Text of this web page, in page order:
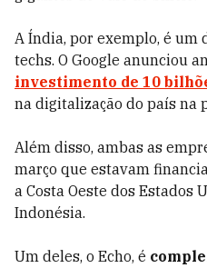
A Índia, por exemplo, é um
techs. O Google anunciou
investimento de 10
na digitalização do país na
Além disso, ambas as
março que estavam
a Costa Oeste dos Estados
Indonésia.
Um deles, o Echo, é